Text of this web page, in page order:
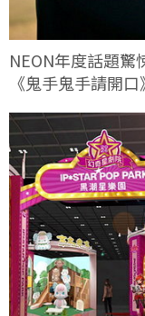
NEON年度話題驚
《鬼手鬼手請開